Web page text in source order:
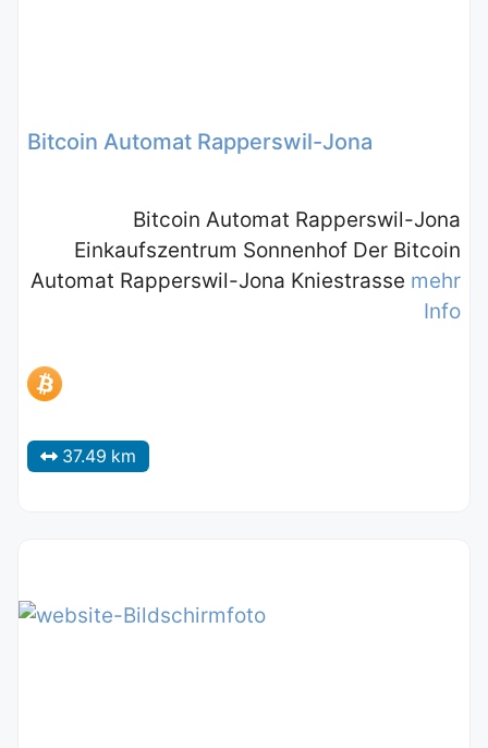
Bitcoin Automat Rapperswil-Jona
Bitcoin Automat Rapperswil-Jona
Einkaufszentrum Sonnenhof Der Bitcoin
Automat Rapperswil-Jona Kniestrasse mehr
Info
37.49 km